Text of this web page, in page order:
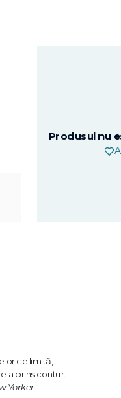
Produsul nu
orice limită,
a prins contur.
Yorker